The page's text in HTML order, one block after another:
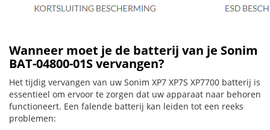
Wanneer moet je de batterij van je Sonim
BAT-04800-01S vervangen?
Het tijdig vervangen van uw Sonim XP7 XP7S XP7700 batterij is
essentieel om ervoor te zorgen dat uw apparaat naar behoren
functioneert. Een falende batterij kan leiden tot een reeks
problemen: